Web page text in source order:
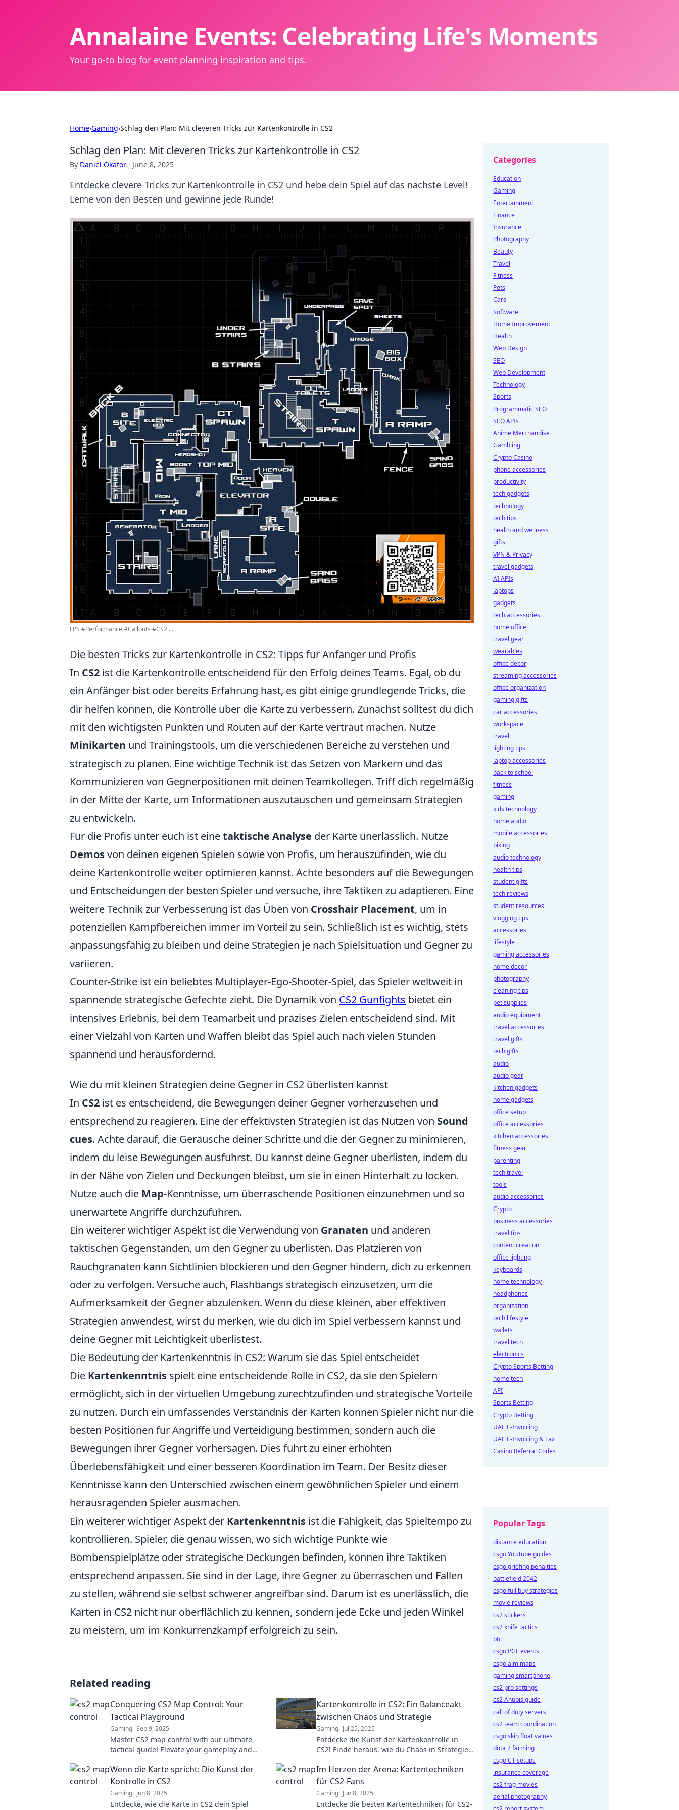
Annalaine Events: Celebrating Life's Moments
Your go-to blog for event planning inspiration and tips.
Home›Gaming›Schlag den Plan: Mit cleveren Tricks zur Kartenkontrolle in CS2
Schlag den Plan: Mit cleveren Tricks zur Kartenkontrolle in CS2
By Daniel Okafor · June 8, 2025
Entdecke clevere Tricks zur Kartenkontrolle in CS2 und hebe dein Spiel auf das nächste Level!
Lerne von den Besten und gewinne jede Runde!
FPS #Performance #Callouts #CS2 ...
Die besten Tricks zur Kartenkontrolle in CS2: Tipps für Anfänger und Profis
In CS2 ist die Kartenkontrolle entscheidend für den Erfolg deines Teams. Egal, ob du
ein Anfänger bist oder bereits Erfahrung hast, es gibt einige grundlegende Tricks, die
dir helfen können, die Kontrolle über die Karte zu verbessern. Zunächst solltest du dich
mit den wichtigsten Punkten und Routen auf der Karte vertraut machen. Nutze
Minikarten und Trainingstools, um die verschiedenen Bereiche zu verstehen und
strategisch zu planen. Eine wichtige Technik ist das Setzen von Markern und das
Kommunizieren von Gegnerpositionen mit deinen Teamkollegen. Triff dich regelmäßig
in der Mitte der Karte, um Informationen auszutauschen und gemeinsam Strategien
zu entwickeln.
Für die Profis unter euch ist einetaktische Analyse der Karte unerlässlich. Nutze
Demosvon deinen eigenen Spielen sowie von Profis, um herauszufinden, wie du
deine Kartenkontrolle weiter optimieren kannst. Achte besonders auf die Bewegungen
und Entscheidungen der besten Spieler und versuche, ihre Taktiken zu adaptieren. Eine
weitere Technik zur Verbesserung ist das Üben von Crosshair Placement, um in
potenziellen Kampfbereichen immer im Vorteil zu sein. Schließlich ist es wichtig, stets
anpassungsfähig zu bleiben und deine Strategien je nach Spielsituation und Gegner zu
variieren.
Counter-Strike ist ein beliebtes Multiplayer-Ego-Shooter-Spiel, das Spieler weltweit in
spannende strategische Gefechte zieht. Die Dynamik von CS2 Gunfights bietet ein
intensives Erlebnis, bei dem Teamarbeit und präzises Zielen entscheidend sind. Mit
einer Vielzahl von Karten und Waffen bleibt das Spiel auch nach vielen Stunden
spannend und herausfordernd.
Wie du mit kleinen Strategien deine Gegner in CS2 überlisten kannst
In CS2 ist es entscheidend, die Bewegungen deiner Gegner vorherzusehen und
entsprechend zu reagieren. Eine der effektivsten Strategien ist das Nutzen von Sound
cues. Achte darauf, die Geräusche deiner Schritte und die der Gegner zu minimieren,
indem du leise Bewegungen ausführst. Du kannst deine Gegner überlisten, indem du
in der Nähe von Zielen und Deckungen bleibst, um sie in einen Hinterhalt zu locken.
Nutze auch die Map-Kenntnisse, um überraschende Positionen einzunehmen und so
unerwartete Angriffe durchzuführen.
Ein weiterer wichtiger Aspekt ist die Verwendung von Granaten und anderen
taktischen Gegenständen, um den Gegner zu überlisten. Das Platzieren von
Rauchgranaten kann Sichtlinien blockieren und den Gegner hindern, dich zu erkennen
oder zu verfolgen. Versuche auch, Flashbangs strategisch einzusetzen, um die
Aufmerksamkeit der Gegner abzulenken. Wenn du diese kleinen, aber effektiven
Strategien anwendest, wirst du merken, wie du dich im Spiel verbessern kannst und
deine Gegner mit Leichtigkeit überlistest.
Die Bedeutung der Kartenkenntnis in CS2: Warum sie das Spiel entscheidet
Die Kartenkenntnis spielt eine entscheidende Rolle in CS2, da sie den Spielern
ermöglicht, sich in der virtuellen Umgebung zurechtzufinden und strategische Vorteile
zu nutzen. Durch ein umfassendes Verständnis der Karten können Spieler nicht nur die
besten Positionen für Angriffe und Verteidigung bestimmen, sondern auch die
Bewegungen ihrer Gegner vorhersagen. Dies führt zu einer erhöhten
Überlebensfähigkeit und einer besseren Koordination im Team. Der Besitz dieser
Kenntnisse kann den Unterschied zwischen einem gewöhnlichen Spieler und einem
herausragenden Spieler ausmachen.
Ein weiterer wichtiger Aspekt der Kartenkenntnis ist die Fähigkeit, das Spieltempo zu
kontrollieren. Spieler, die genau wissen, wo sich wichtige Punkte wie
Bombenspielplätze oder strategische Deckungen befinden, können ihre Taktiken
entsprechend anpassen. Sie sind in der Lage, ihre Gegner zu überraschen und Fallen
zu stellen, während sie selbst schwerer angreifbar sind. Darum ist es unerlässlich, die
Karten in CS2 nicht nur oberflächlich zu kennen, sondern jede Ecke und jeden Winkel
zu meistern, um im Konkurrenzkampf erfolgreich zu sein.
Related reading
Conquering CS2 Map Control: Your
Tactical Playground
Gaming Sep 9, 2025
Master CS2 map control with our ultimate
tactical guide! Elevate your gameplay and
Kartenkontrolle in CS2: Ein Balanceakt
zwischen Chaos und Strategie
Gaming Jul 25, 2025
Entdecke die Kunst der Kartenkontrolle in
CS2! Finde heraus, wie du Chaos in Strategie
Wenn die Karte spricht: Die Kunst der
Kontrolle in CS2
Gaming Jun 8, 2025
Entdecke, wie die Karte in CS2 dein Spiel
Im Herzen der Arena: Kartentechniken
für CS2-Fans
Gaming Jun 8, 2025
Entdecke die besten Kartentechniken für CS2-
Categories
Education
Gaming
Entertainment
Finance
Insurance
Photography
Beauty
Travel
Fitness
Pets
Cars
Software
Home Improvement
Health
Web Design
SEO
Web Development
Technology
Sports
Programmatic SEO
SEO APIs
Anime Merchandise
Gambling
Crypto Casino
phone accessories
productivity
tech gadgets
technology
tech tips
health and wellness
gifts
VPN & Privacy
travel gadgets
AI APIs
laptops
gadgets
tech accessories
home office
travel gear
wearables
office decor
streaming accessories
office organization
gaming gifts
car accessories
workspace
travel
lighting tips
laptop accessories
back to school
fitness
gaming
kids technology
home audio
mobile accessories
biking
audio technology
health tips
student gifts
tech reviews
student resources
vlogging tips
accessories
lifestyle
gaming accessories
home decor
photography
cleaning tips
pet supplies
audio equipment
travel accessories
travel gifts
tech gifts
audio
audio gear
kitchen gadgets
home gadgets
office setup
office accessories
kitchen accessories
fitness gear
parenting
tech travel
tools
audio accessories
Crypto
business accessories
travel tips
content creation
office lighting
keyboards
home technology
headphones
organization
tech lifestyle
wallets
travel tech
electronics
Crypto Sports Betting
home tech
API
Sports Betting
Crypto Betting
UAE E-Invoicing
UAE E-Invoicing & Tax
Casino Referral Codes
Popular Tags
distance education
csgo YouTube guides
csgo griefing penalties
battlefield 2042
csgo full buy strategies
movie reviews
cs2 stickers
cs2 knife tactics
btc
csgo PGL events
csgo aim maps
gaming smartphone
cs2 pro settings
cs2 Anubis guide
call of duty servers
cs2 team coordination
csgo skin float values
dota 2 farming
csgo CT setups
insurance coverage
cs2 frag movies
aerial photography